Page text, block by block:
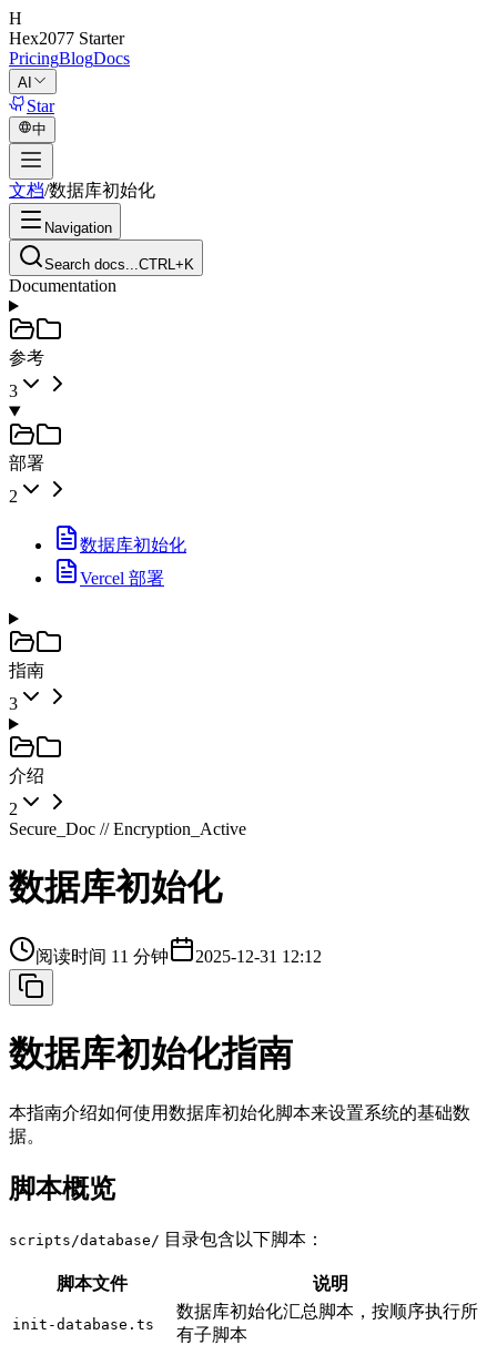
H
Hex2077 Starter
PricingBlogDocs
AI
Star
中
文档/数据库初始化
Navigation
Search docs...CTRL+K
Documentation
参考
3
部署
2
数据库初始化
Vercel 部署
指南
3
介绍
2
Secure_Doc // Encryption_Active
数据库初始化
阅读时间 11 分钟 2025-12-31 12:12
数据库初始化指南
本指南介绍如何使用数据库初始化脚本来设置系统的基础数
据。
脚本概览
scripts/database/ 目录包含以下脚本：
脚本文件 说明
init-database.ts
数据库初始化汇总脚本，按顺序执行所
有子脚本